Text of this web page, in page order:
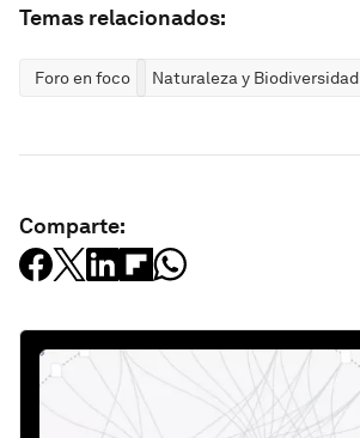
Temas relacionados:
Foro en foco Naturaleza y Biodiversidad
Comparte: